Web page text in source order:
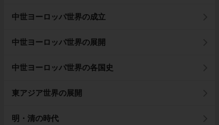
中世ヨーロッパ世界の成立
中世ヨーロッパ世界の展開
中世ヨーロッパ世界の各国史
東アジア世界の展開
明・清の時代